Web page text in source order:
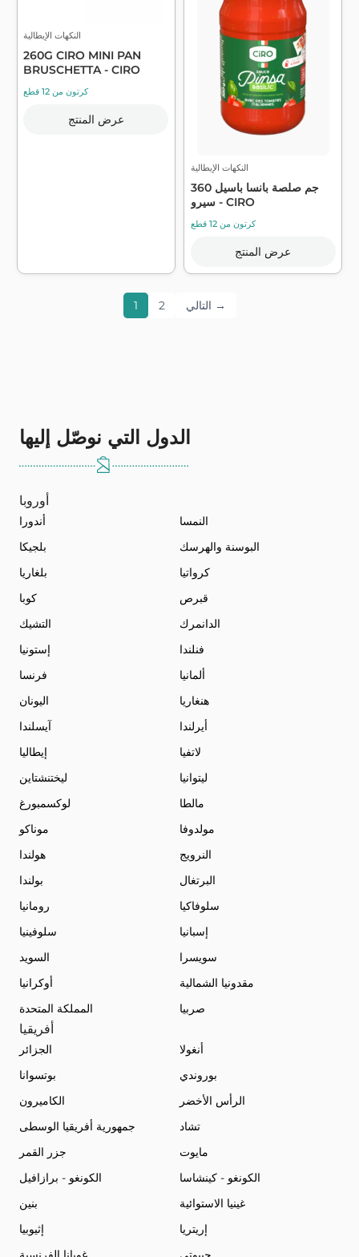
النكهات الإيطالية
260G CIRO MINI PAN
BRUSCHETTA - CIRO
كرتون من 12 قطع
عرض المنتج
النكهات الإيطالية
360 جم ​​صلصة بانسا باسيل
سيرو - CIRO
كرتون من 12 قطع
عرض المنتج
1 2 التالي →
الدول التي نوصّل إليها
أوروبا
أندورا
النمسا
بلجيكا
البوسنة والهرسك
بلغاريا
كرواتيا
كوبا
قبرص
التشيك
الدانمرك
إستونيا
فنلندا
فرنسا
ألمانيا
اليونان
هنغاريا
آيسلندا
أيرلندا
إيطاليا
لاتفيا
ليختنشتاين
ليتوانيا
لوكسمبورغ
مالطا
موناكو
مولدوفا
هولندا
النرويج
بولندا
البرتغال
رومانيا
سلوفاكيا
سلوفينيا
إسبانيا
السويد
سويسرا
أوكرانيا
مقدونيا الشمالية
المملكة المتحدة
صربيا
أفريقيا
الجزائر
أنغولا
بوتسوانا
بوروندي
الكاميرون
الرأس الأخضر
جمهورية أفريقيا الوسطى
تشاد
جزر القمر
مايوت
الكونغو - برازافيل
الكونغو - كينشاسا
بنين
غينيا الاستوائية
إثيوبيا
إريتريا